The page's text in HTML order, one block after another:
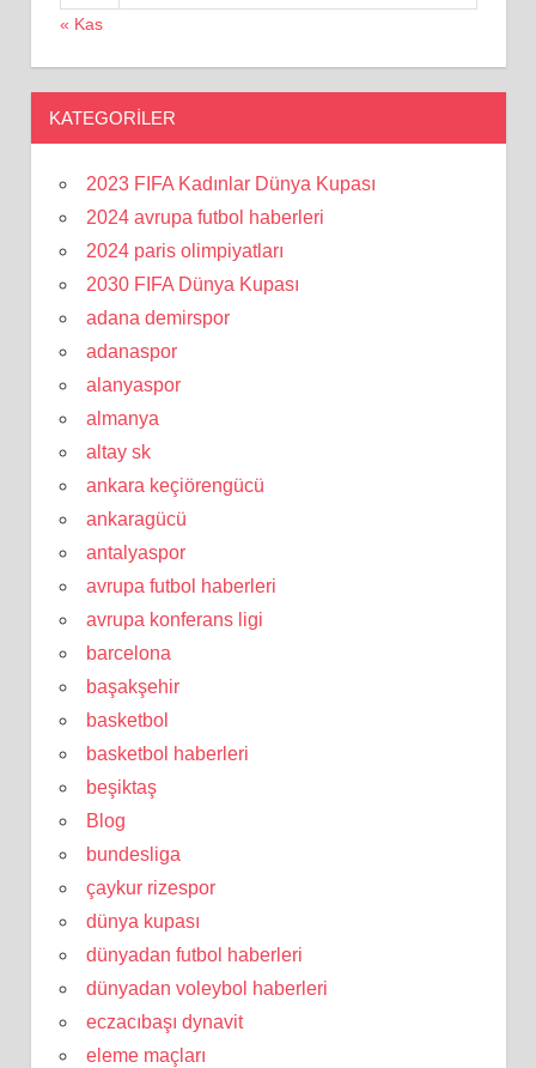
« Kas
KATEGORILER
2023 FIFA Kadınlar Dünya Kupası
2024 avrupa futbol haberleri
2024 paris olimpiyatları
2030 FIFA Dünya Kupası
adana demirspor
adanaspor
alanyaspor
almanya
altay sk
ankara keçiörengücü
ankaragücü
antalyaspor
avrupa futbol haberleri
avrupa konferans ligi
barcelona
başakşehir
basketbol
basketbol haberleri
beşiktaş
Blog
bundesliga
çaykur rizespor
dünya kupası
dünyadan futbol haberleri
dünyadan voleybol haberleri
eczacıbaşı dynavit
eleme maçları